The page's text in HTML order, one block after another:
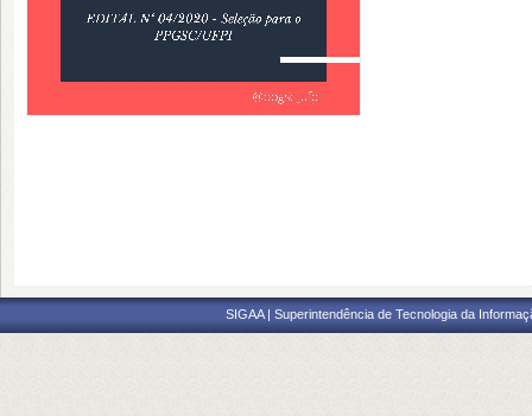
SIGAA | Superintendência de Tecnologia da